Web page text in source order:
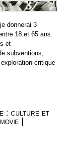
donnerai 3
18 et 65 ans.
et
subventions,
critique
: culture et
|